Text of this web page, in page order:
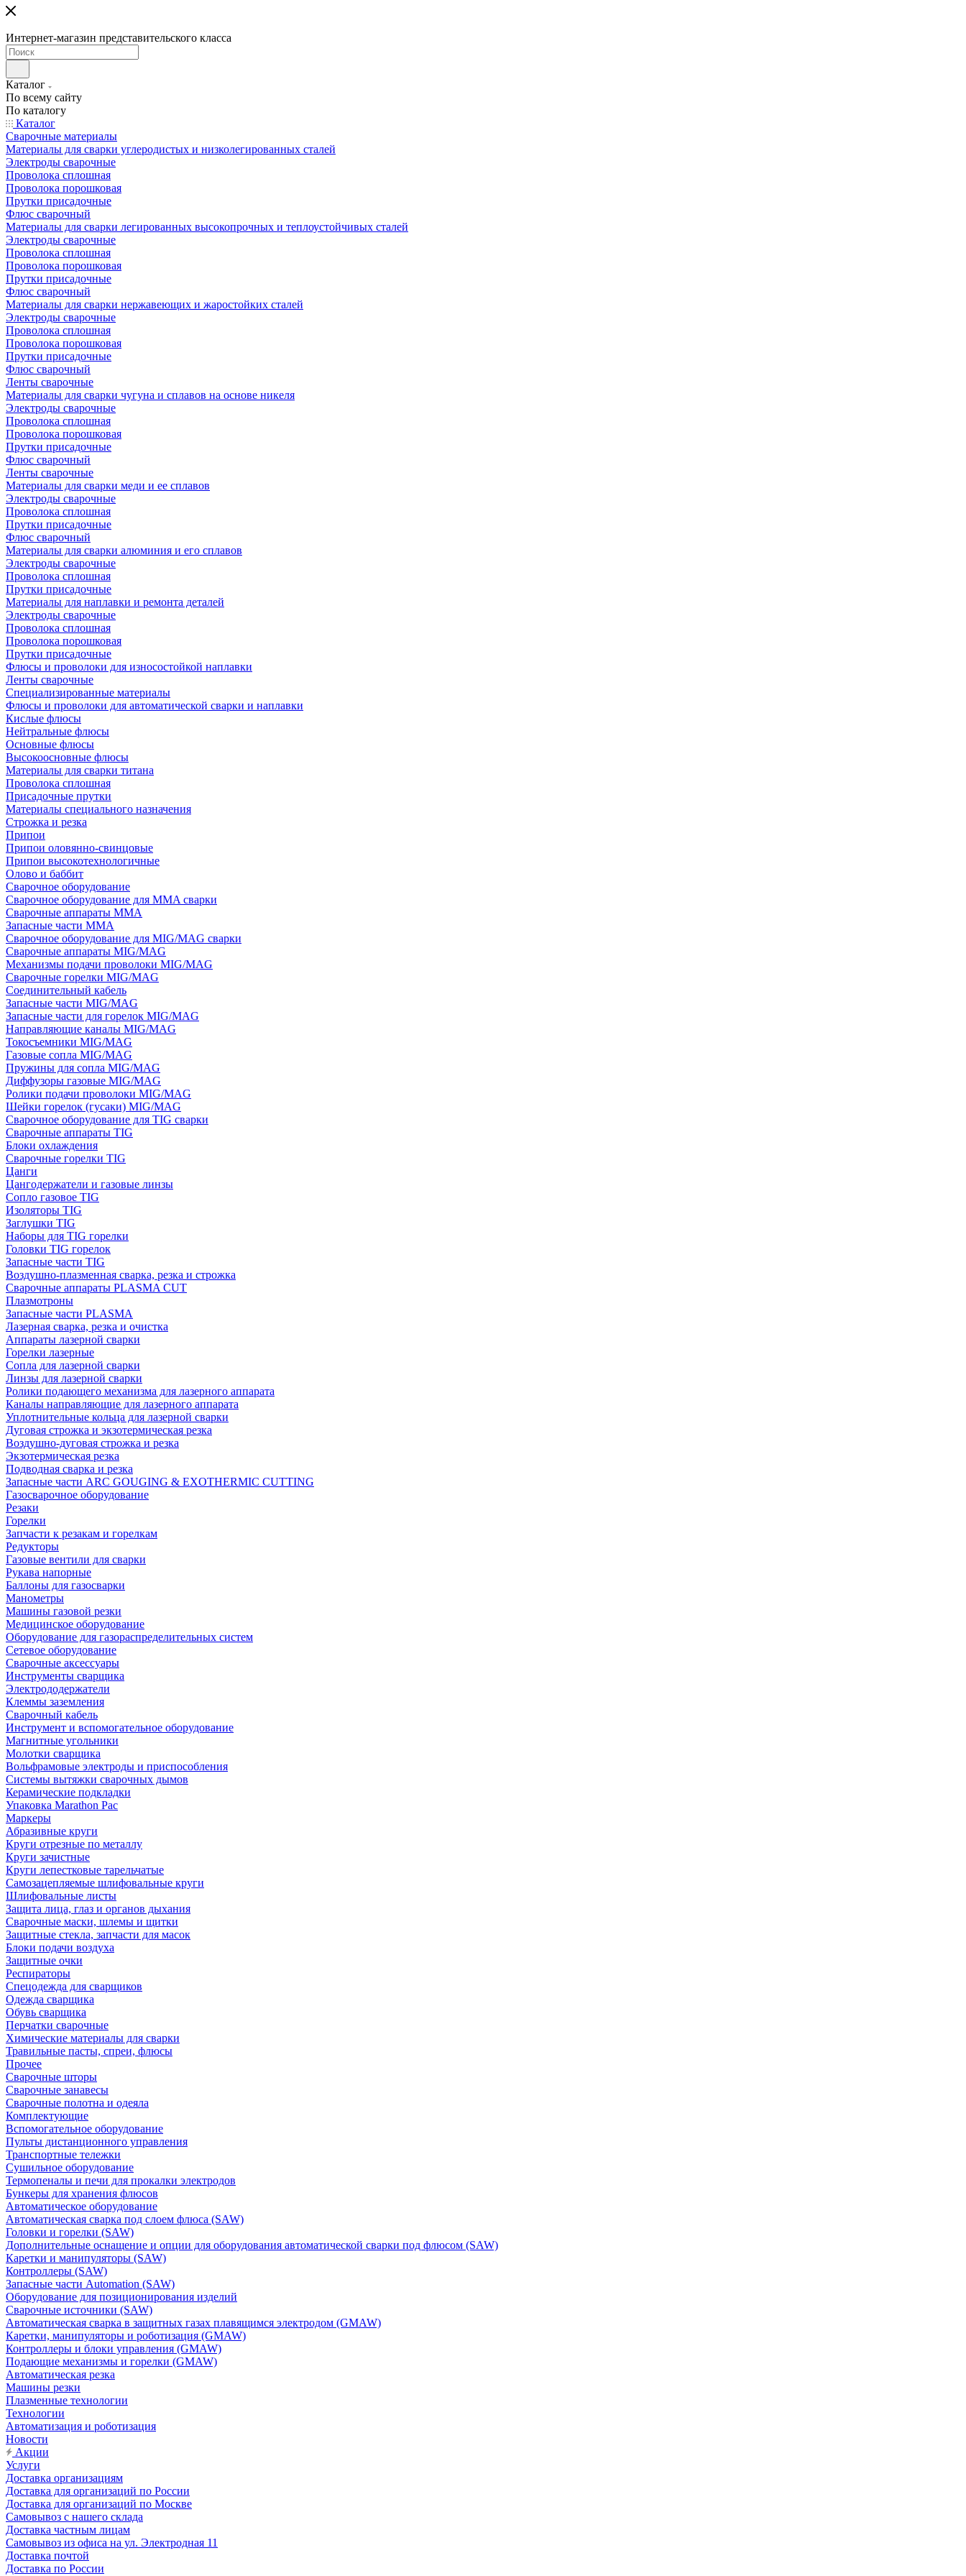
Интернет-магазин представительского класса
Каталог
По всему сайту
По каталогу
Каталог
Сварочные материалы
Материалы для сварки углеродистых и низколегированных сталей
Электроды сварочные
Проволока сплошная
Проволока порошковая
Прутки присадочные
Флюс сварочный
Материалы для сварки легированных высокопрочных и теплоустойчивых сталей
Электроды сварочные
Проволока сплошная
Проволока порошковая
Прутки присадочные
Флюс сварочный
Материалы для сварки нержавеющих и жаростойких сталей
Электроды сварочные
Проволока сплошная
Проволока порошковая
Прутки присадочные
Флюс сварочный
Ленты сварочные
Материалы для сварки чугуна и сплавов на основе никеля
Электроды сварочные
Проволока сплошная
Проволока порошковая
Прутки присадочные
Флюс сварочный
Ленты сварочные
Материалы для сварки меди и ее сплавов
Электроды сварочные
Проволока сплошная
Прутки присадочные
Флюс сварочный
Материалы для сварки алюминия и его сплавов
Электроды сварочные
Проволока сплошная
Прутки присадочные
Материалы для наплавки и ремонта деталей
Электроды сварочные
Проволока сплошная
Проволока порошковая
Прутки присадочные
Флюсы и проволоки для износостойкой наплавки
Ленты сварочные
Специализированные материалы
Флюсы и проволоки для автоматической сварки и наплавки
Кислые флюсы
Нейтральные флюсы
Основные флюсы
Высокоосновные флюсы
Материалы для сварки титана
Проволока сплошная
Присадочные прутки
Материалы специального назначения
Строжка и резка
Припои
Припои оловянно-свинцовые
Припои высокотехнологичные
Олово и баббит
Сварочное оборудование
Сварочное оборудование для MMA сварки
Сварочные аппараты MMA
Запасные части MMA
Сварочное оборудование для MIG/MAG сварки
Сварочные аппараты MIG/MAG
Механизмы подачи проволоки MIG/MAG
Сварочные горелки MIG/MAG
Соединительный кабель
Запасные части MIG/MAG
Запасные части для горелок MIG/MAG
Направляющие каналы MIG/MAG
Токосъемники MIG/MAG
Газовые сопла MIG/MAG
Пружины для сопла MIG/MAG
Диффузоры газовые MIG/MAG
Ролики подачи проволоки MIG/MAG
Шейки горелок (гусаки) MIG/MAG
Сварочное оборудование для TIG сварки
Сварочные аппараты TIG
Блоки охлаждения
Сварочные горелки TIG
Цанги
Цангодержатели и газовые линзы
Сопло газовое TIG
Изоляторы TIG
Заглушки TIG
Наборы для TIG горелки
Головки TIG горелок
Запасные части TIG
Воздушно-плазменная сварка, резка и строжка
Сварочные аппараты PLASMA CUT
Плазмотроны
Запасные части PLASMA
Лазерная сварка, резка и очистка
Аппараты лазерной сварки
Горелки лазерные
Сопла для лазерной сварки
Линзы для лазерной сварки
Ролики подающего механизма для лазерного аппарата
Каналы направляющие для лазерного аппарата
Уплотнительные кольца для лазерной сварки
Дуговая строжка и экзотермическая резка
Воздушно-дуговая строжка и резка
Экзотермическая резка
Подводная сварка и резка
Запасные части ARC GOUGING & EXOTHERMIC CUTTING
Газосварочное оборудование
Резаки
Горелки
Запчасти к резакам и горелкам
Редукторы
Газовые вентили для сварки
Рукава напорные
Баллоны для газосварки
Манометры
Машины газовой резки
Медицинское оборудование
Оборудование для газораспределительных систем
Сетевое оборудование
Сварочные аксессуары
Инструменты сварщика
Электрододержатели
Клеммы заземления
Сварочный кабель
Инструмент и вспомогательное оборудование
Магнитные угольники
Молотки сварщика
Вольфрамовые электроды и приспособления
Системы вытяжки сварочных дымов
Керамические подкладки
Упаковка Marathon Pac
Маркеры
Абразивные круги
Круги отрезные по металлу
Круги зачистные
Круги лепестковые тарельчатые
Самозацепляемые шлифовальные круги
Шлифовальные листы
Защита лица, глаз и органов дыхания
Сварочные маски, шлемы и щитки
Защитные стекла, запчасти для масок
Блоки подачи воздуха
Защитные очки
Респираторы
Спецодежда для сварщиков
Одежда сварщика
Обувь сварщика
Перчатки сварочные
Химические материалы для сварки
Травильные пасты, спреи, флюсы
Прочее
Сварочные шторы
Сварочные занавесы
Сварочные полотна и одеяла
Комплектующие
Вспомогательное оборудование
Пульты дистанционного управления
Транспортные тележки
Сушильное оборудование
Термопеналы и печи для прокалки электродов
Бункеры для хранения флюсов
Автоматическое оборудование
Автоматическая сварка под слоем флюса (SAW)
Головки и горелки (SAW)
Дополнительные оснащение и опции для оборудования автоматической сварки под флюсом (SAW)
Каретки и манипуляторы (SAW)
Контроллеры (SAW)
Запасные части Automation (SAW)
Оборудование для позиционирования изделий
Сварочные источники (SAW)
Автоматическая сварка в защитных газах плавящимся электродом (GMAW)
Каретки, манипуляторы и роботизация (GMAW)
Контроллеры и блоки управления (GMAW)
Подающие механизмы и горелки (GMAW)
Автоматическая резка
Машины резки
Плазменные технологии
Технологии
Автоматизация и роботизация
Новости
Акции
Услуги
Доставка организациям
Доставка для организаций по России
Доставка для организаций по Москве
Самовывоз с нашего склада
Доставка частным лицам
Самовывоз из офиса на ул. Электродная 11
Доставка почтой
Доставка по России